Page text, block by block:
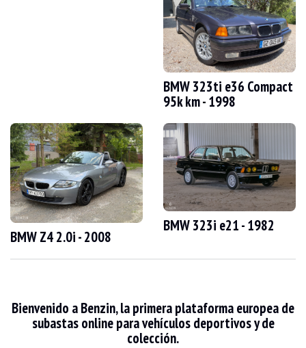
DOCUMENTO DE MATRICULACIÓN DEL VEHÍCULO
Descripción
Este BMW 325xi e46 de 2002 tiene 214.000 km. El vendedor afirma que el
Exteriormente, el vendedor afirma que el vehículo está en buen estado. La
- Control Dinámico de Estabilidad (DSC).
- Comprobación de la presión de los neumáticos.
- Asistencia al aparcamiento (PDC).
BMW 323ti e36 Compact
95k km - 1998
BMW Z4 2.0i - 2008
BMW 323i e21 - 1982
Bienvenido a Benzin, la primera plataforma europea de
subastas online para vehículos deportivos y de
colección.